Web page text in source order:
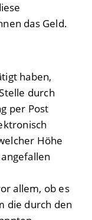
das Geld.
haben,
durch
per Post
Höhe
allem, ob es
die durch den